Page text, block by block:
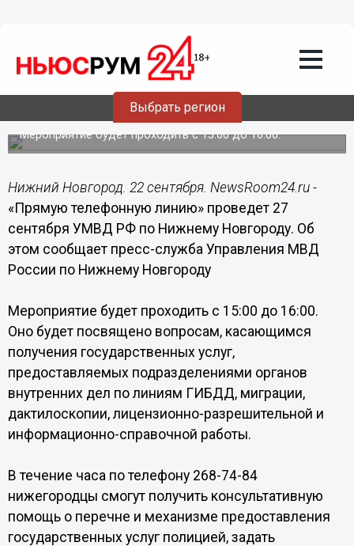
Выбрать регион
«Прямую телефонную линию»
проведет 27 сентября УМВД РФ по
Нижнему Новгороду
Мероприятие будет проходить с 15:00 до 16:00.
Нижний Новгород. 22 сентября. NewsRoom24.ru -
«Прямую телефонную линию» проведет 27
сентября УМВД РФ по Нижнему Новгороду. Об
этом сообщает пресс-служба Управления МВД
России по Нижнему Новгороду
Мероприятие будет проходить с 15:00 до 16:00.
Оно будет посвящено вопросам, касающимся
получения государственных услуг,
предоставляемых подразделениями органов
внутренних дел по линиям ГИБДД, миграции,
дактилоскопии, лицензионно-разрешительной и
информационно-справочной работы.
В течение часа по телефону 268-74-84
нижегородцы смогут получить консультативную
помощь о перечне и механизме предоставления
государственных услуг полицией, задать